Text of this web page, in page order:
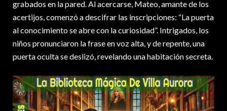
grabados en la pared. Al acercarse, Mateo, amante de los
acertijos, comenzó a descifrar las inscripciones: “La puerta
al conocimiento se abre con la curiosidad”. Intrigados, los
niños pronunciaron la frase en voz alta, y de repente, una
puerta oculta se deslizó, revelando una habitación secreta.